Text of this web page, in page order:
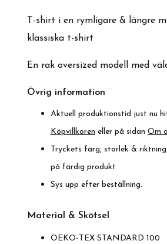
T-shirt i en rymligare & längre
klassiska t-shirt
En rak oversized modell med
Övrig information
Aktuell produktionstid just nu
Köpvillkoren eller på sidan Om
Tryckets färg, storlek &
på färdig produkt
Sys upp efter beställning.
Material & Skötsel
OEKO-TEX STANDARD 100